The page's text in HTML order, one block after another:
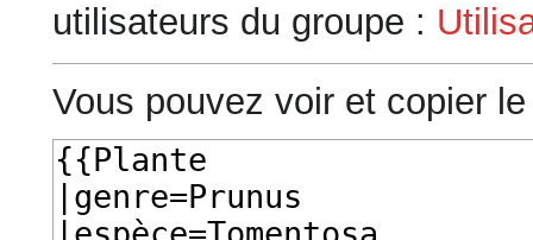
utilisateurs du groupe :
Vous pouvez voir et copier